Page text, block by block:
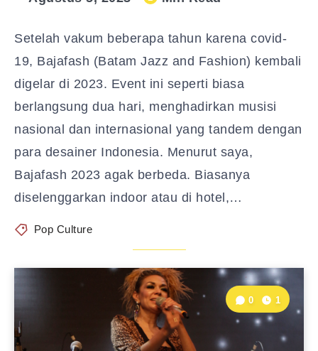
Setelah vakum beberapa tahun karena covid-
19, Bajafash (Batam Jazz and Fashion) kembali
digelar di 2023. Event ini seperti biasa
berlangsung dua hari, menghadirkan musisi
nasional dan internasional yang tandem dengan
para desainer Indonesia. Menurut saya,
Bajafash 2023 agak berbeda. Biasanya
diselenggarkan indoor atau di hotel,…
Pop Culture
0 1